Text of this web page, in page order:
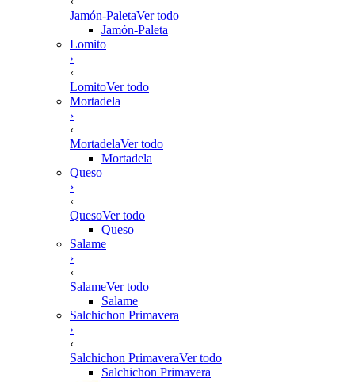
Jamón-PaletaVer todo
Jamón-Paleta
Lomito
›
‹
LomitoVer todo
Mortadela
›
‹
MortadelaVer todo
Mortadela
Queso
›
‹
QuesoVer todo
Queso
Salame
›
‹
SalameVer todo
Salame
Salchichon Primavera
›
‹
Salchichon PrimaveraVer todo
Salchichon Primavera